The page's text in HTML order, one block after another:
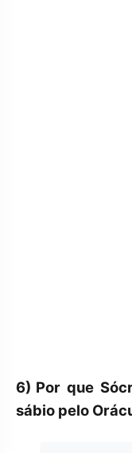
6) Por que
sábio pelo